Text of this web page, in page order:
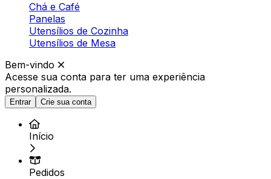
Chá e Café
Panelas
Utensílios de Cozinha
Utensílios de Mesa
Bem-vindo
Acesse sua conta para ter uma experiência
personalizada.
Entrar Crie sua conta
Início
Pedidos